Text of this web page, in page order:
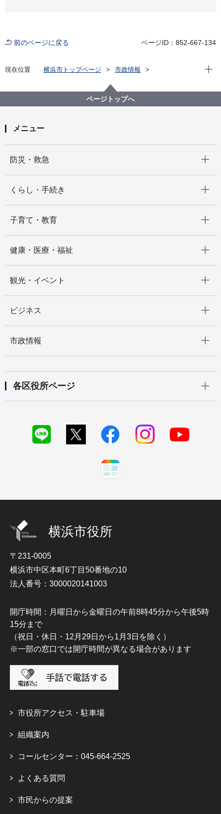
前のページに戻る ページID：852-667-134
現在位置 横浜市トップページ
市政情報
統計データをさがす（分野から）
15_衛生・環境
15－16 風致地区
現在
ページトップへ
メニュー
防災・救急
くらし・手続き
子育て・教育
健康・医療・福祉
観光・イベント
ビジネス
市政情報
各区役所ページ
横浜市役所
〒231-0005
横浜市中区本町6丁目50番地の10
法人番号：3000020141003
開庁時間：月曜日から金曜日の午前8時45分から午後5時
15分まで
（祝日・休日・12月29日から1月3日を除く）
※一部の窓口では開庁時間が異なる場合があります
市役所アクセス・駐車場
組織案内
コールセンター：045-664-2525
よくある質問
市民からの提案